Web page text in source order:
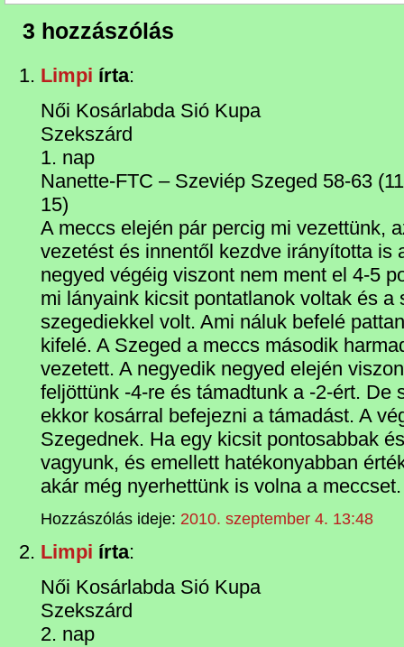
3 hozzászólás
Limpi írta:
Női Kosárlabda Sió Kupa
Szekszárd
1. nap
Nanette-FTC – Szeviép Szeged 58-63
15)
A meccs elején pár percig mi vezettünk,
vezetést és innentől kezdve irányította is
negyed végéig viszont nem ment el 4-5
mi lányaink kicsit pontatlanok voltak és a
szegediekkel volt. Ami náluk befelé
kifelé. A Szeged a meccs második
vezetett. A negyedik negyed elején
feljöttünk -4-re és támadtunk a -2-ért. De
ekkor kosárral befejezni a támadást. A
Szegednek. Ha egy kicsit pontosabbak
vagyunk, és emellett hatékonyabban
akár még nyerhettünk is volna a meccset.
Hozzászólás ideje: 2010. szeptember 4. 13:48
Limpi írta:
Női Kosárlabda Sió Kupa
Szekszárd
2. nap